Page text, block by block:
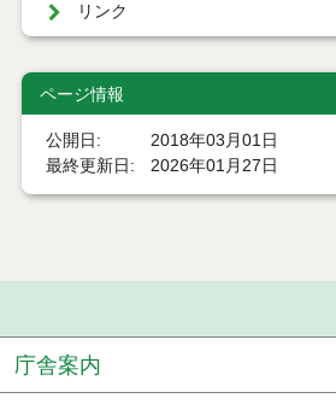
リンク
ページ情報
公開日
2018年03月01日
最終更新日
2026年01月27日
庁舎案内